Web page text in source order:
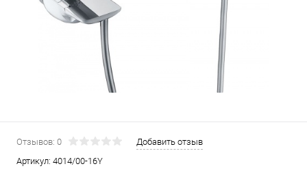
Отзывов: 0
Добавить отзыв
Артикул: 4014/00-16Y